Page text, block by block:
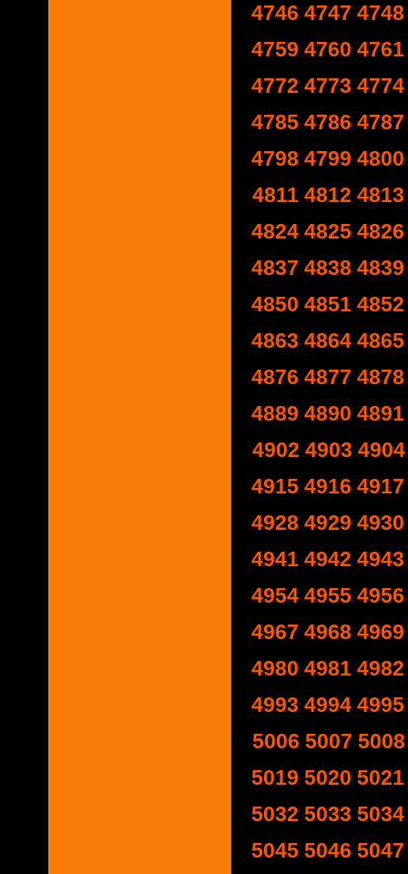
4746 4747 4748
4759 4760 4761
4772 4773 4774
4785 4786 4787
4798 4799 4800
4811 4812 4813
4824 4825 4826
4837 4838 4839
4850 4851 4852
4863 4864 4865
4876 4877 4878
4889 4890 4891
4902 4903 4904
4915 4916 4917
4928 4929 4930
4941 4942 4943
4954 4955 4956
4967 4968 4969
4980 4981 4982
4993 4994 4995
5006 5007 5008
5019 5020 5021
5032 5033 5034
5045 5046 5047